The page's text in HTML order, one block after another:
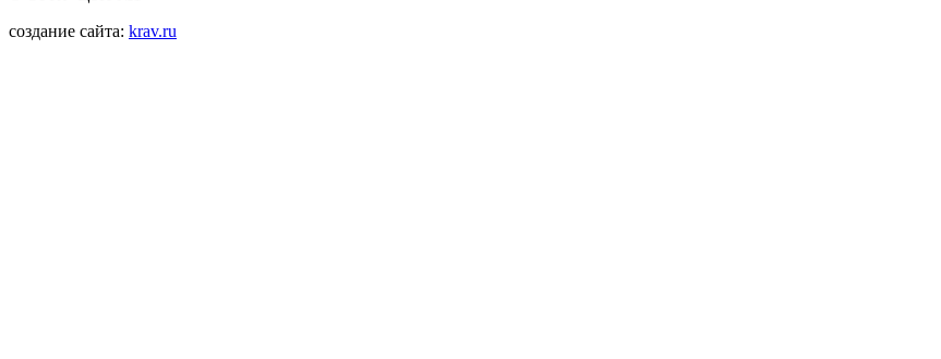
создание сайта: krav.ru